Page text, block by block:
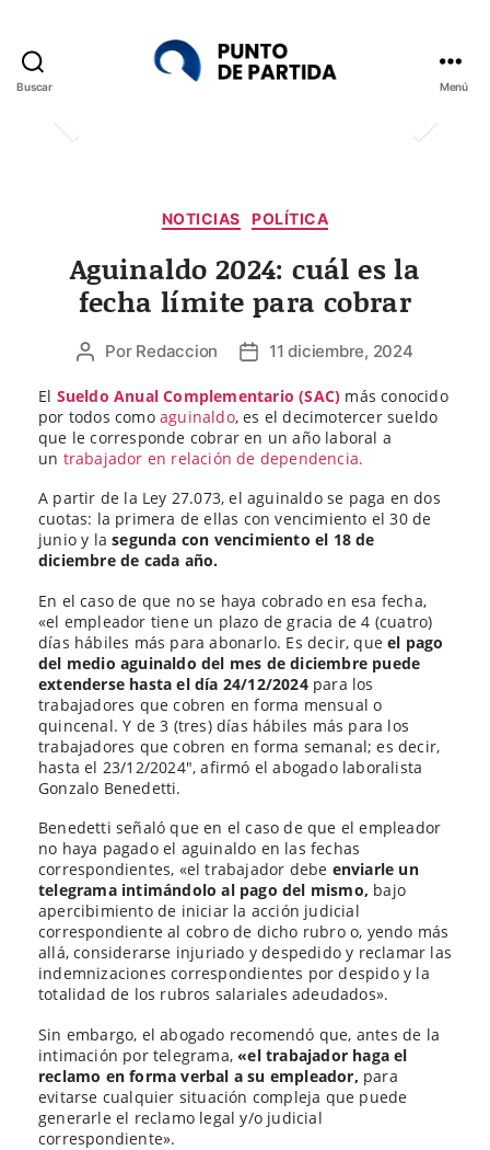
Buscar Menú
Categorías
NOTICIAS POLÍTICA
Aguinaldo 2024: cuál es la
fecha límite para cobrar
Autor
la
entrada
Por Redaccion
Fecha
la
entrada
11 diciembre, 2024
El Sueldo Anual Complementario (SAC) más conocido
por todos como aguinaldo, es el decimotercer sueldo
que le corresponde cobrar en un año laboral a
un trabajador en relación de dependencia.
A partir de la Ley 27.073, el aguinaldo se paga en dos
cuotas: la primera de ellas con vencimiento el 30 de
junio y lasegunda con vencimiento el 18 de
diciembre de cada año.
En el caso de que no se haya cobrado en esa fecha,
«el empleador tiene un plazo de gracia de 4 (cuatro)
días hábiles más para abonarlo. Es decir, queel pago
del medio aguinaldo del mes de diciembre puede
extenderse hasta el día 24/12/2024para los
trabajadores que cobren en forma mensual o
quincenal. Y de 3 (tres) días hábiles más para los
trabajadores que cobren en forma semanal; es decir,
hasta el 23/12/2024″, afirmó el abogado laboralista
Gonzalo Benedetti.
Benedetti señaló que en el caso de que el empleador
no haya pagado el aguinaldo en las fechas
correspondientes, «el trabajador debe enviarle un
telegrama intimándolo al pago del mismo, bajo
apercibimiento de iniciar la acción judicial
correspondiente al cobro de dicho rubro o, yendo más
allá, considerarse injuriado y despedido y reclamar las
indemnizaciones correspondientes por despido y la
totalidad de los rubros salariales adeudados».
Sin embargo, el abogado recomendó que, antes de la
intimación por telegrama,«el trabajador haga el
reclamo en forma verbal a su empleador, para
evitarse cualquier situación compleja que puede
generarle el reclamo legal y/o judicial
correspondiente».